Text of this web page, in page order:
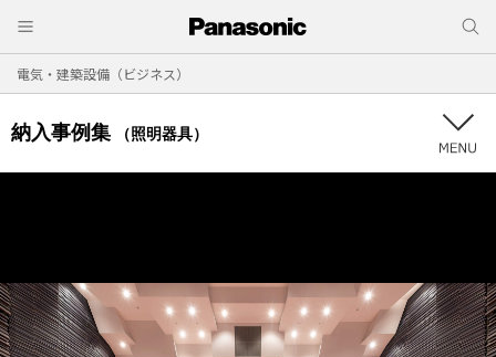
電気・建築設備（ビジネス）
納入事例集 （照明器具）